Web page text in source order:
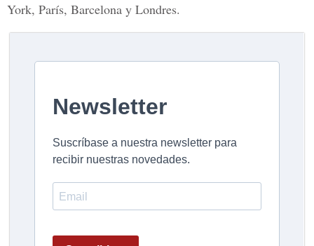
York, París, Barcelona y Londres.